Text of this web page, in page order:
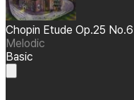
Chopin Etude Op.25 No.6
Melodic
Basic